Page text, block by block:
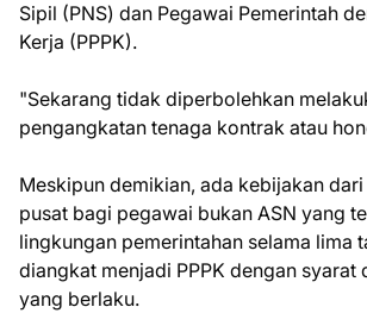
Sipil (PNS) dan Pegawai Pemerintah
Kerja (PPPK).
"Sekarang tidak diperbolehkan
pengangkatan tenaga kontrak atau
Meskipun demikian, ada kebijakan
pusat bagi pegawai bukan ASN yang
lingkungan pemerintahan selama lima
diangkat menjadi PPPK dengan syarat
yang berlaku.